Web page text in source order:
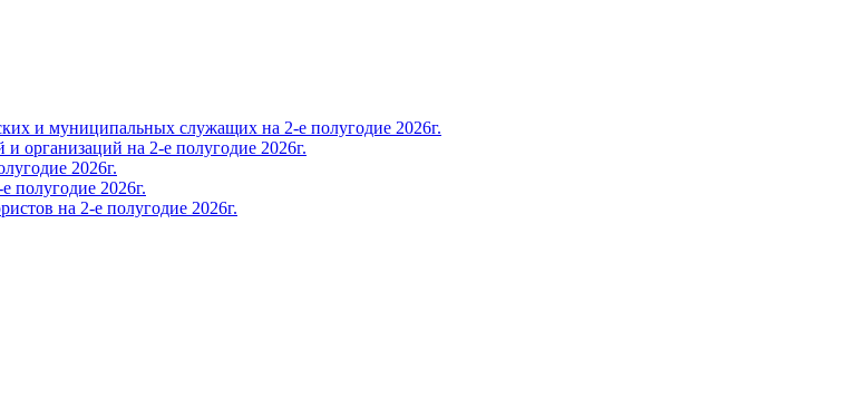
и муниципальных служащих на 2-е полугодие 2026г.
организаций на 2-е полугодие 2026г.
2026г.
полугодие 2026г.
на 2-е полугодие 2026г.